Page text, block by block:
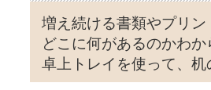
増え続ける書類やプリン
どこに何があるのかわ
卓上トレイを使って、机